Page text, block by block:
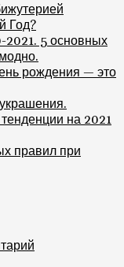
Год?
5 основных
рождения — это
на 2021
правил при